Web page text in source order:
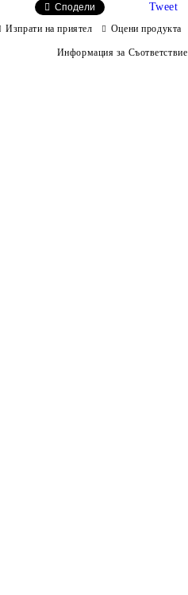
Сподели Tweet
Изпрати на приятел Оцени продукта
Информация за Съответствие